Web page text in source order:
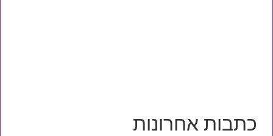
כתבות אחרונות